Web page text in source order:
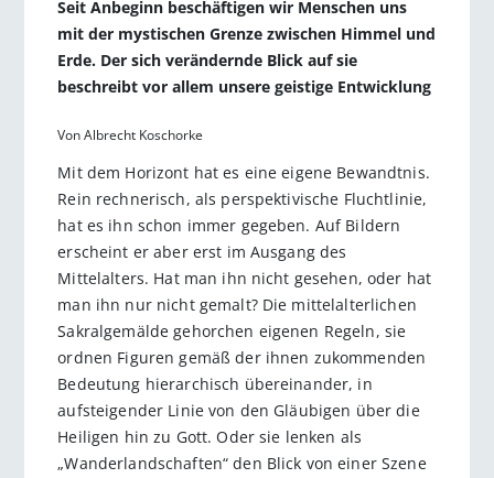
Seit Anbeginn beschäftigen wir Menschen uns
mit der mystischen Grenze zwischen Himmel und
Erde. Der sich verändernde Blick auf sie
beschreibt vor allem unsere geistige Entwicklung
Von Albrecht Koschorke
Mit dem Horizont hat es eine eigene Bewandtnis.
Rein rechnerisch, als perspektivische Fluchtlinie,
hat es ihn schon immer gegeben. Auf Bildern
erscheint er aber erst im Ausgang des
Mittelalters. Hat man ihn nicht gesehen, oder hat
man ihn nur nicht gemalt? Die mittelalterlichen
Sakralgemäl­de gehorchen eigenen Regeln, sie
ordnen Figuren gemäß der ihnen zukommenden
Bedeutung hierarchisch übereinander, in
aufsteigender Linie von den Gläubigen über die
Heiligen hin zu Gott. Oder sie lenken als
„Wanderlandschaften“ den Blick von einer Szene